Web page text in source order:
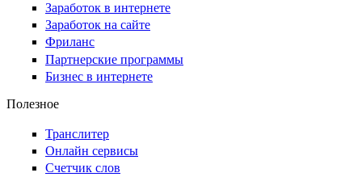
Заработок в интернете
Заработок на сайте
Фриланс
Партнерские программы
Бизнес в интернете
Полезное
Транслитер
Онлайн сервисы
Счетчик слов